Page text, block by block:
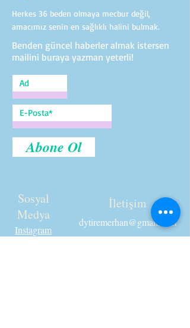
Herkes 36 beden olmaya mecbur değil,
amacımız senin en sağlıklı halini bulmak.
Benden güncel haberler almak istersen
mailini buraya yazman yeterli!
Abone Ol
Sosyal
Medya
Instagram
İletişim
dytiremerhan@gmail.com